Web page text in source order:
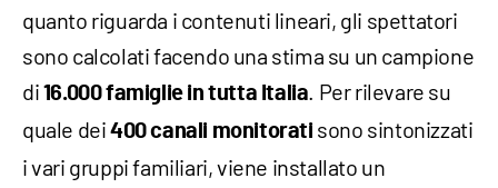
quanto riguarda i contenuti lineari, gli spettatori
sono calcolati facendo una stima su un campione
di 16.000 famiglie in tutta Italia. Per rilevare su
quale dei 400 canali monitorati sono sintonizzati
i vari gruppi familiari, viene installato un